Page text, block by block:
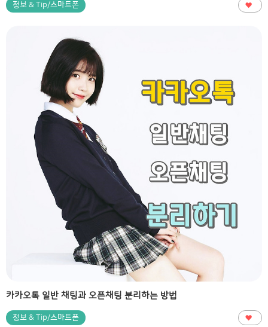
정보 & Tip/스마트폰
카카오톡 일반 채팅과 오픈채팅 분리하는 방법
정보 & Tip/스마트폰